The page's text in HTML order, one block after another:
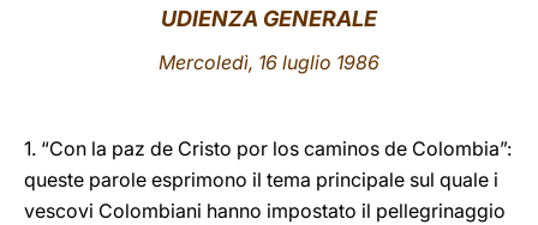
UDIENZA GENERALE
Mercoledì, 16 luglio 1986
1. “Con la paz de Cristo por los caminos de Colombia”:
queste parole esprimono il tema principale sul quale i
vescovi Colombiani hanno impostato il pellegrinaggio